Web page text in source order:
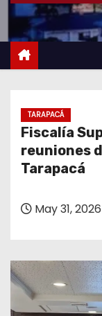
TARAPACÁ
Fiscalía
reuniones
Tarapacá
May 31, 2026